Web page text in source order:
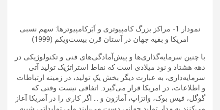
نمودار 1- مراکز بزرگ کامپیوتری و اَبَرکامپیوترها: سهم نسبی
امریکا و بقیه جهان در آستان قرن بیست‌ویکم (1999)
با چنین سرمایه‌گذاری‌ها و پیش‌آمادگی‌های فنی و تکنولوژیکی در
دهه هشتاد و نود میلادی است که نقاط استراتژیک تولید آتی
سرمایه‌داری، به عبارت دیگر بخش یکِ تولید، در زمینه ارتباطات
و اطلاعات، در امریکا قرار می‌گیرد. اتفاقی نیست وقتی که
گوگل، فیس بوک، واتزاپ، آمازون و … اگر کاری را در آمریکا آغاز